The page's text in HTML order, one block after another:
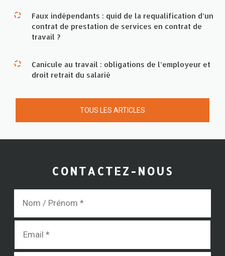
Faux indépendants : quid de la requalification d’un
contrat de prestation de services en contrat de
travail ?
Canicule au travail : obligations de l’employeur et
droit retrait du salarié
TOUS LES ARTICLES
CONTACTEZ-NOUS